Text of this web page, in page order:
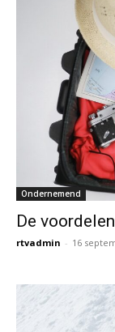
Ondernemend
De
rtvadmin - 16